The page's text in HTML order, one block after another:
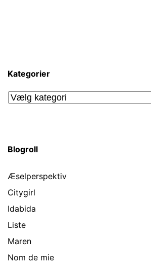
Kategorier
Kategorier
Blogroll
Æselperspektiv
Citygirl
Idabida
Liste
Maren
Nom de mie